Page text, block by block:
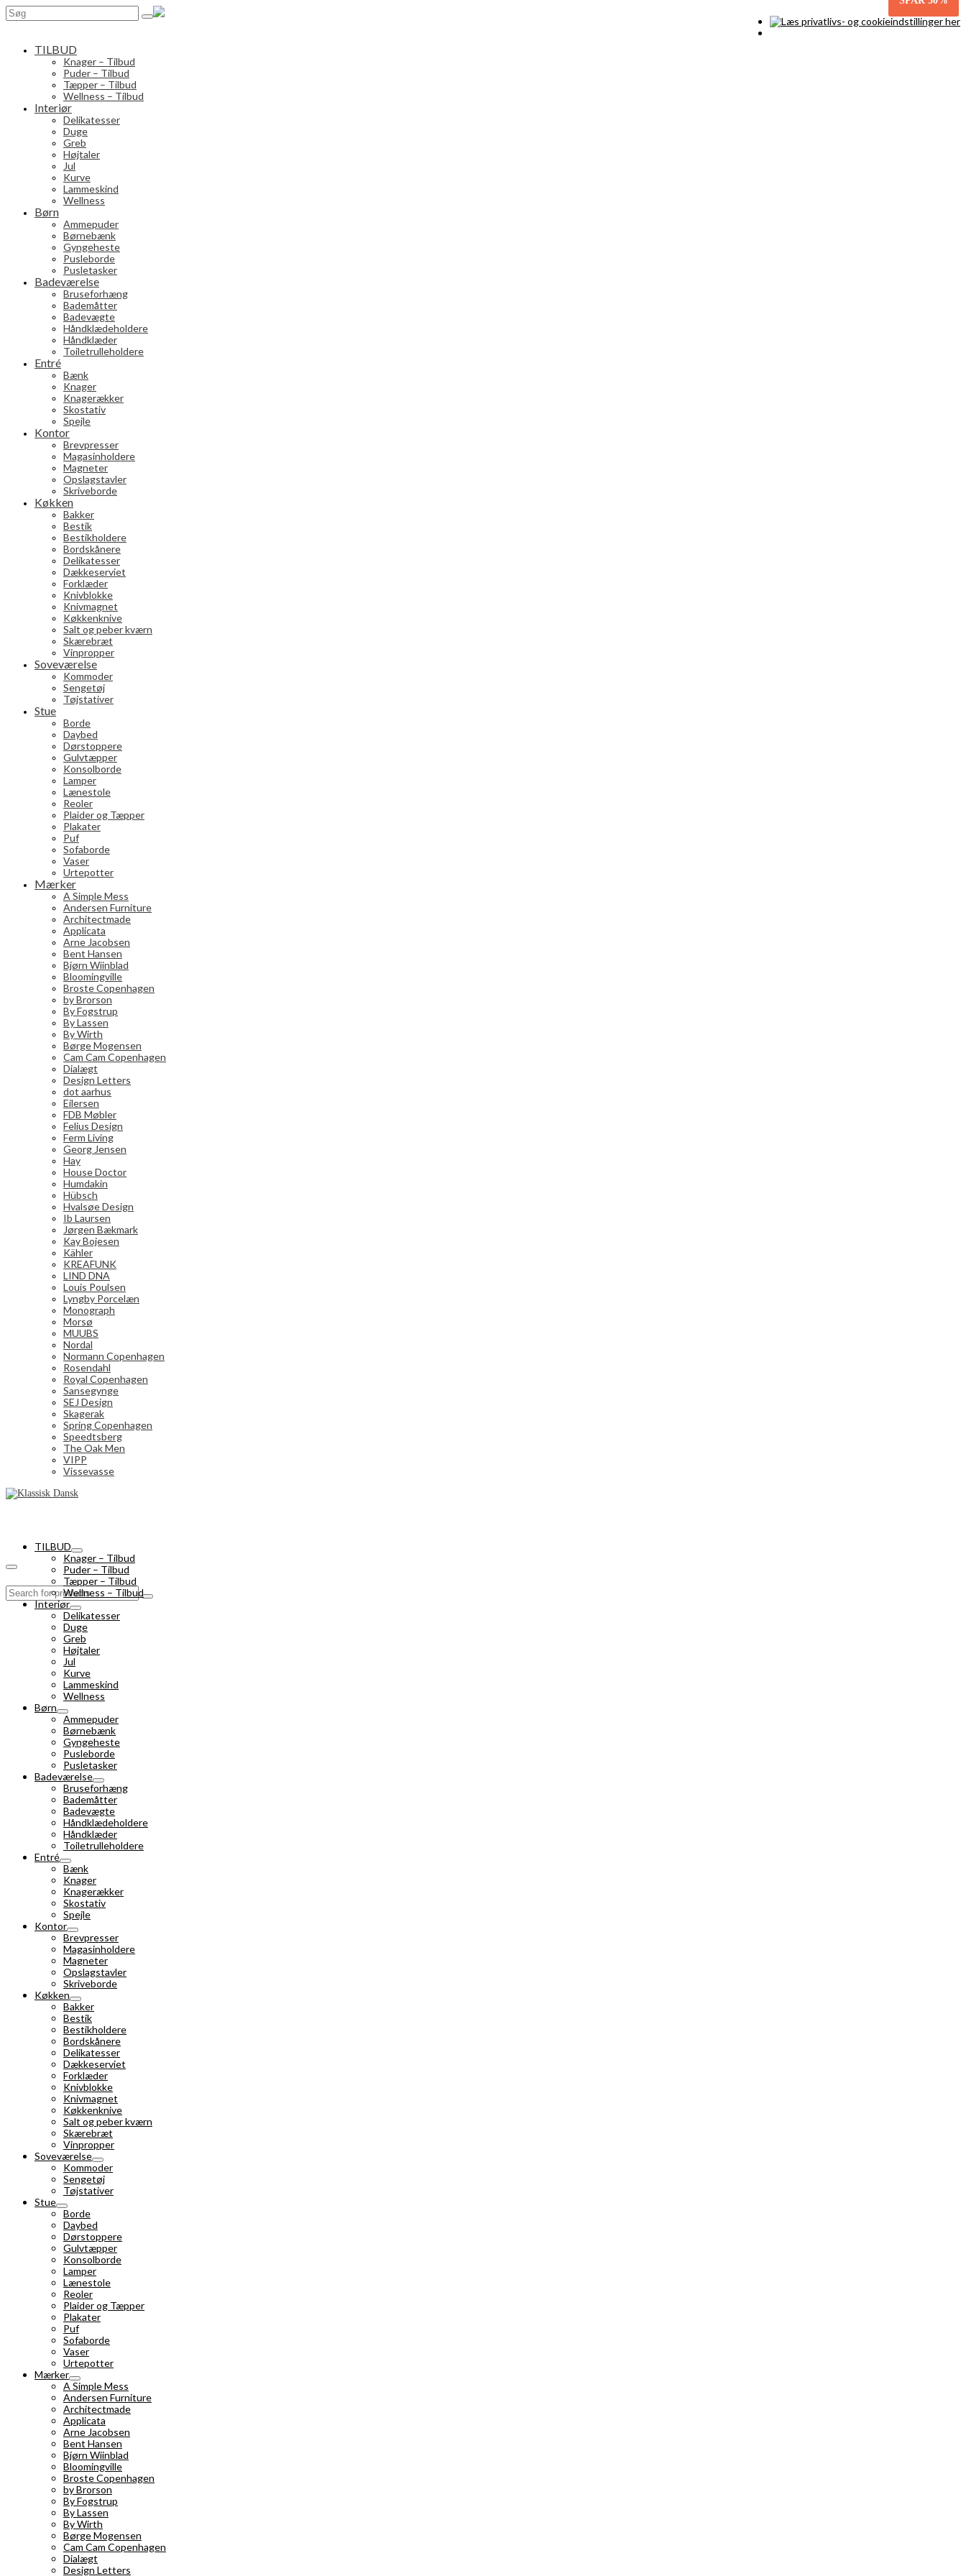
Search
for:
TILBUD
Knager – Tilbud
Puder – Tilbud
Tæpper – Tilbud
Wellness – Tilbud
Interiør
Delikatesser
Duge
Greb
Højtaler
Jul
Kurve
Lammeskind
Wellness
Børn
Ammepuder
Børnebænk
Gyngeheste
Pusleborde
Pusletasker
Badeværelse
Bruseforhæng
Bademåtter
Badevægte
Håndklædeholdere
Håndklæder
Toiletrulleholdere
Entré
Bænk
Knager
Knagerækker
Skostativ
Spejle
Kontor
Brevpresser
Magasinholdere
Magneter
Opslagstavler
Skriveborde
Køkken
Bakker
Bestik
Bestikholdere
Bordskånere
Delikatesser
Dækkeserviet
Forklæder
Knivblokke
Knivmagnet
Køkkenknive
Salt og peber kværn
Skærebræt
Vinpropper
Soveværelse
Kommoder
Sengetøj
Tøjstativer
Stue
Borde
Daybed
Dørstoppere
Gulvtæpper
Konsolborde
Lamper
Lænestole
Reoler
Plaider og Tæpper
Plakater
Puf
Sofaborde
Vaser
Urtepotter
Mærker
A Simple Mess
Andersen Furniture
Architectmade
Applicata
Arne Jacobsen
Bent Hansen
Bjørn Wiinblad
Bloomingville
Broste Copenhagen
by Brorson
By Fogstrup
By Lassen
By Wirth
Børge Mogensen
Cam Cam Copenhagen
Dialægt
Design Letters
dot aarhus
Eilersen
FDB Møbler
Felius Design
Ferm Living
Georg Jensen
Hay
House Doctor
Humdakin
Hübsch
Hvalsøe Design
Ib Laursen
Jørgen Bækmark
Kay Bojesen
Kähler
KREAFUNK
LIND DNA
Louis Poulsen
Lyngby Porcelæn
Monograph
Morsø
MUUBS
Nordal
Normann Copenhagen
Rosendahl
Royal Copenhagen
Sansegynge
SEJ Design
Skagerak
Spring Copenhagen
Speedtsberg
The Oak Men
VIPP
Vissevasse
Search
for:
TILBUD
Knager – Tilbud
Puder – Tilbud
Tæpper – Tilbud
Wellness – Tilbud
Interiør
Delikatesser
Duge
Greb
Højtaler
Jul
Kurve
Lammeskind
Wellness
Børn
Ammepuder
Børnebænk
Gyngeheste
Pusleborde
Pusletasker
Badeværelse
Bruseforhæng
Bademåtter
Badevægte
Håndklædeholdere
Håndklæder
Toiletrulleholdere
Entré
Bænk
Knager
Knagerækker
Skostativ
Spejle
Kontor
Brevpresser
Magasinholdere
Magneter
Opslagstavler
Skriveborde
Køkken
Bakker
Bestik
Bestikholdere
Bordskånere
Delikatesser
Dækkeserviet
Forklæder
Knivblokke
Knivmagnet
Køkkenknive
Salt og peber kværn
Skærebræt
Vinpropper
Soveværelse
Kommoder
Sengetøj
Tøjstativer
Stue
Borde
Daybed
Dørstoppere
Gulvtæpper
Konsolborde
Lamper
Lænestole
Reoler
Plaider og Tæpper
Plakater
Puf
Sofaborde
Vaser
Urtepotter
Mærker
A Simple Mess
Andersen Furniture
Architectmade
Applicata
Arne Jacobsen
Bent Hansen
Bjørn Wiinblad
Bloomingville
Broste Copenhagen
by Brorson
By Fogstrup
By Lassen
By Wirth
Børge Mogensen
Cam Cam Copenhagen
Dialægt
Design Letters